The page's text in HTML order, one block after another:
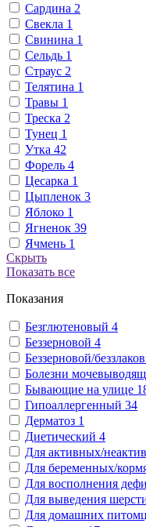
Сардина 2
Свекла 1
Свинина 1
Сельдь 1
Страус 2
Телятина 1
Травы 1
Треска 2
Тунец 1
Утка 42
Форель 4
Цесарка 1
Цыпленок 3
Яблоко 1
Ягненок 39
Ячмень 1
Скрыть
Показать все
Показания
Безглютеновый 4
Беззерновой 4
Беззерновой/
Болезни
Бывающие на улице
Гипоаллергенный 34
Дерматоз 1
Диетический 4
Для активных/
Для беременных/
Для восполнения
Для выведения
Для домашних